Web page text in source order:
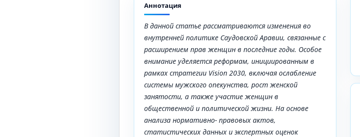
Аннотация
В данной статье рассматриваются изменения во
внутренней политике Саудовской Аравии, связанные с
расширением прав женщин в последние годы. Особое
внимание уделяется реформам, инициированным в
рамках стратегии Vision 2030, включая ослабление
системы мужского опекунства, рост женской
занятости, а также участие женщин в
общественной и политической жизни. На основе
анализа нормативно- правовых актов,
статистических данных и экспертных оценок